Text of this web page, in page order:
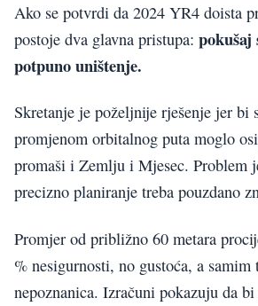
Ako se potvrdi da 2024 YR4 doista
postoje dva glavna pristupa:
potpuno uništenje.
Skretanje je poželjnije rješenje jer bi
promjenom orbitalnog puta moglo
promaši i Zemlju i Mjesec. Problem
precizno planiranje treba pouzdano
Promjer od približno 60 metara
% nesigurnosti, no gustoća, a samim
nepoznanica. Izračuni pokazuju da